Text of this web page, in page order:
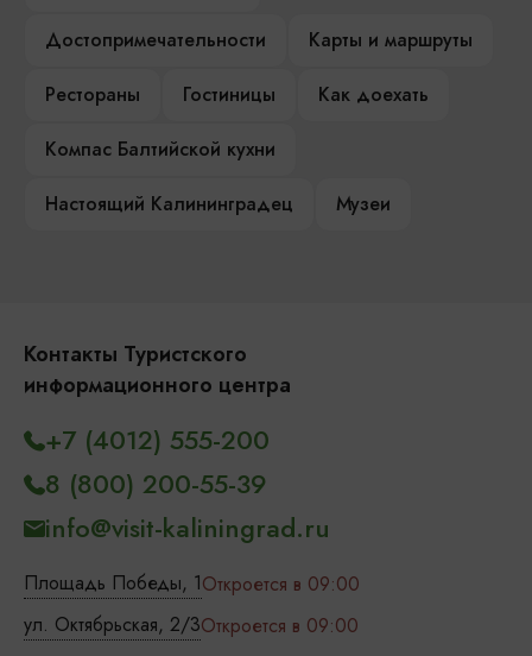
Достопримечательности
Карты и маршруты
Рестораны
Гостиницы
Как доехать
Компас Балтийской кухни
Настоящий Калининградец
Музеи
Контакты Туристского
информационного центра
Площадь Победы, 1Откроется в 09:00
ул. Октябрьская, 2/3Откроется в 09:00
+7 (4012) 555-200
8 (800) 200-55-39
info@visit-kaliningrad.ru